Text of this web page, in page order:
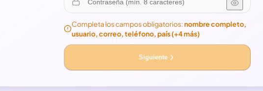
Completa los campos obligatorios:nombre completo,
usuario, correo, teléfono, país(+4 más)
Siguiente